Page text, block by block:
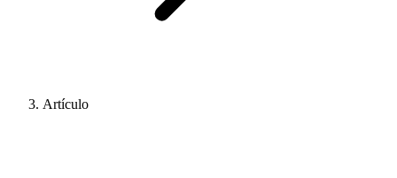
Artículo